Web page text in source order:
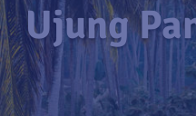
Ujung